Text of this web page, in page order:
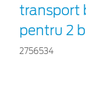
transport
pentru 2
2756534